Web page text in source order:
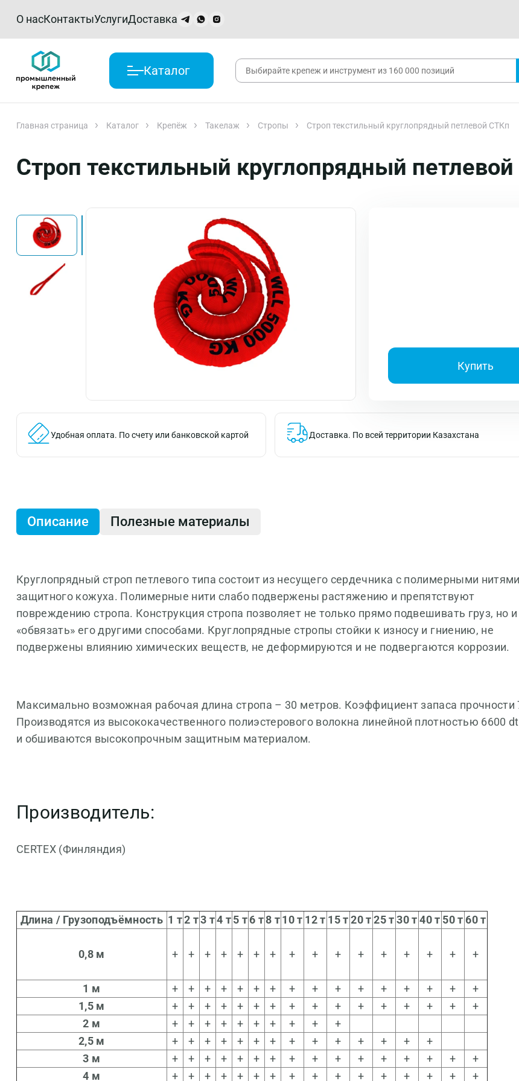
О насКонтактыУслугиДоставка
Каталог
Главная страница Каталог Крепёж Такелаж Стропы Строп текстильный круглопрядный петлевой СТКп
Строп текстильный круглопрядный
Купить
Удобная оплата. По счету или банковской картой Доставка. По всей территории Казахстана
Описание Полезные материалы
Круглопрядный строп петлевого типа состоит из несущего сердечника с полимерными
защитного кожуха. Полимерные нити слабо подвержены растяжению и препятствуют
повреждению стропа. Конструкция стропа позволяет не только прямо подвешивать груз, но и
«обвязать» его другими способами. Круглопрядные стропы стойки к износу и гниению, не
подвержены влиянию химических веществ, не деформируются и не подвергаются коррозии.
Максимально возможная рабочая длина стропа – 30 метров. Коэффициент запаса прочности
Производятся из высококачественного полиэстерового волокна линейной плотностью 6600
и обшиваются высокопрочным защитным материалом.
Производитель:
CERTEX (Финляндия)
Длина / Грузоподъёмность 1 т2 т3 т4 т5 т6 т8 т10 т 12 т 15 т20 т25 т30 т40 т 50 т 60 т
0,8 м + + + + + + + + + + + + + + + +
1 м + + + + + + + + + + + + + + +
+
1,5 м
+ + + + + + + + + + + + + + +
+
2 м
+ + + + + + + + +
+
2,5 м
+ + + + + + + + + + + + +
+
3 м
+ + + + + + + + + + + + + + +
+
4 м
+ + + + + + + + + + + + + + +
+